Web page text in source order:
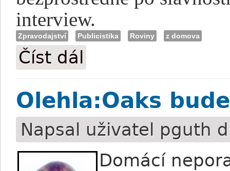
interview.
Zpravodajství Publicistika Roviny z domova
Číst dál
Olehla:Oaks
Napsal uživatel pguth
Domácí